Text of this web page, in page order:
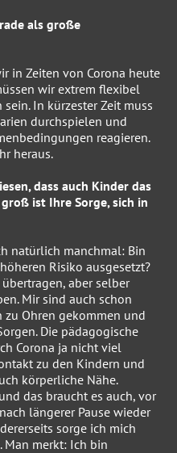
als große
in Zeiten von Corona heute
wir extrem flexibel
In kürzester Zeit muss
durchspielen und
reagieren.
heraus.
dass auch Kinder das
ist Ihre Sorge, sich in
natürlich manchmal: Bin
Risiko ausgesetzt?
aber selber
Mir sind auch schon
Ohren gekommen und
Die pädagogische
Corona ja nicht viel
zu den Kindern und
körperliche Nähe.
das braucht es auch, vor
längerer Pause wieder
sorge ich mich
Man merkt: Ich bin